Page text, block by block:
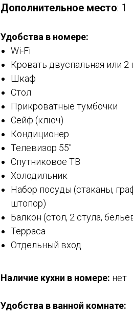
Дополнительное место: 1
Удобства в номере:
Wi-Fi
Кровать двуспальная или 2
Шкаф
Стол
Прикроватные тумбочки
Сейф (ключ)
Кондиционер
Телевизор 55″
Спутниковое ТВ
Холодильник
Набор посуды (стаканы,
штопор)
Балкон (стол, 2 стула,
Терраса
Отдельный вход
Наличие кухни в номере: нет
Удобства в ванной комнате: